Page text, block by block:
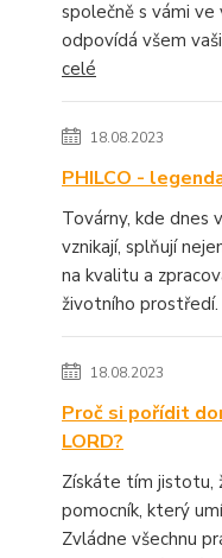
společně s vámi ve
odpovídá všem
celé
18.08.2023
PHILCO -
Továrny, kde dnes
vznikají, splňují
na kvalitu a
životního prostředí.
18.08.2023
Proč si pořídit
LORD?
Získáte tím jistotu,
pomocník, který
Zvládne všechnu